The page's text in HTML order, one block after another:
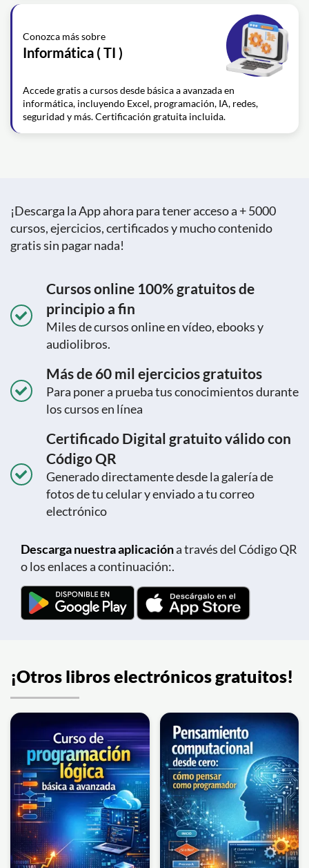
Conozca más sobre
Informática ( TI )
Accede gratis a cursos desde básica a avanzada en
informática, incluyendo Excel, programación, IA, redes,
seguridad y más. Certificación gratuita incluida.
¡Descarga la App ahora para tener acceso a + 5000
cursos, ejercicios, certificados y mucho contenido
gratis sin pagar nada!
Cursos online 100% gratuitos de
principio a fin
Miles de cursos online en vídeo, ebooks y
audiolibros.
Más de 60 mil ejercicios gratuitos
Para poner a prueba tus conocimientos durante
los cursos en línea
Certificado Digital gratuito válido con
Código QR
Generado directamente desde la galería de
fotos de tu celular y enviado a tu correo
electrónico
Descarga nuestra aplicacióna través del Código QR
o los enlaces a continuación:.
¡Otros libros electrónicos gratuitos!